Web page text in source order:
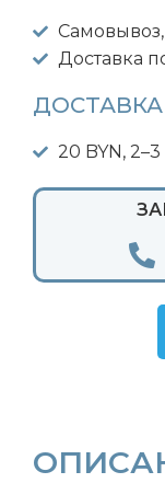
Доставка
20 BYN,